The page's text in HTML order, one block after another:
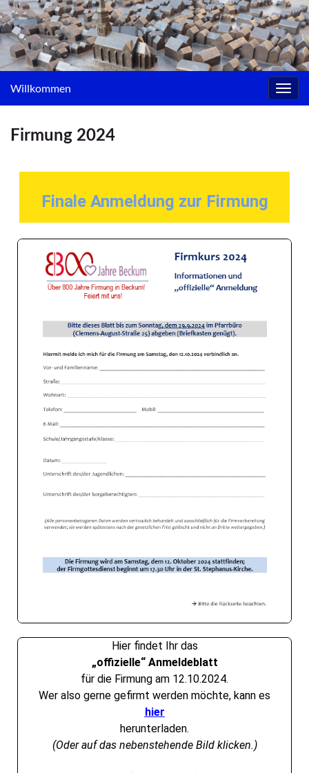
Willkommen
Firmung 2024
Finale Anmeldung zur Firmung
Hier findet Ihr das
„offizielle“ Anmeldeblatt
für die Firmung am 12.10.2024.
Wer also gerne gefirmt werden möchte, kann es
hier
herunterladen.
(Oder auf das nebenstehende Bild klicken.)